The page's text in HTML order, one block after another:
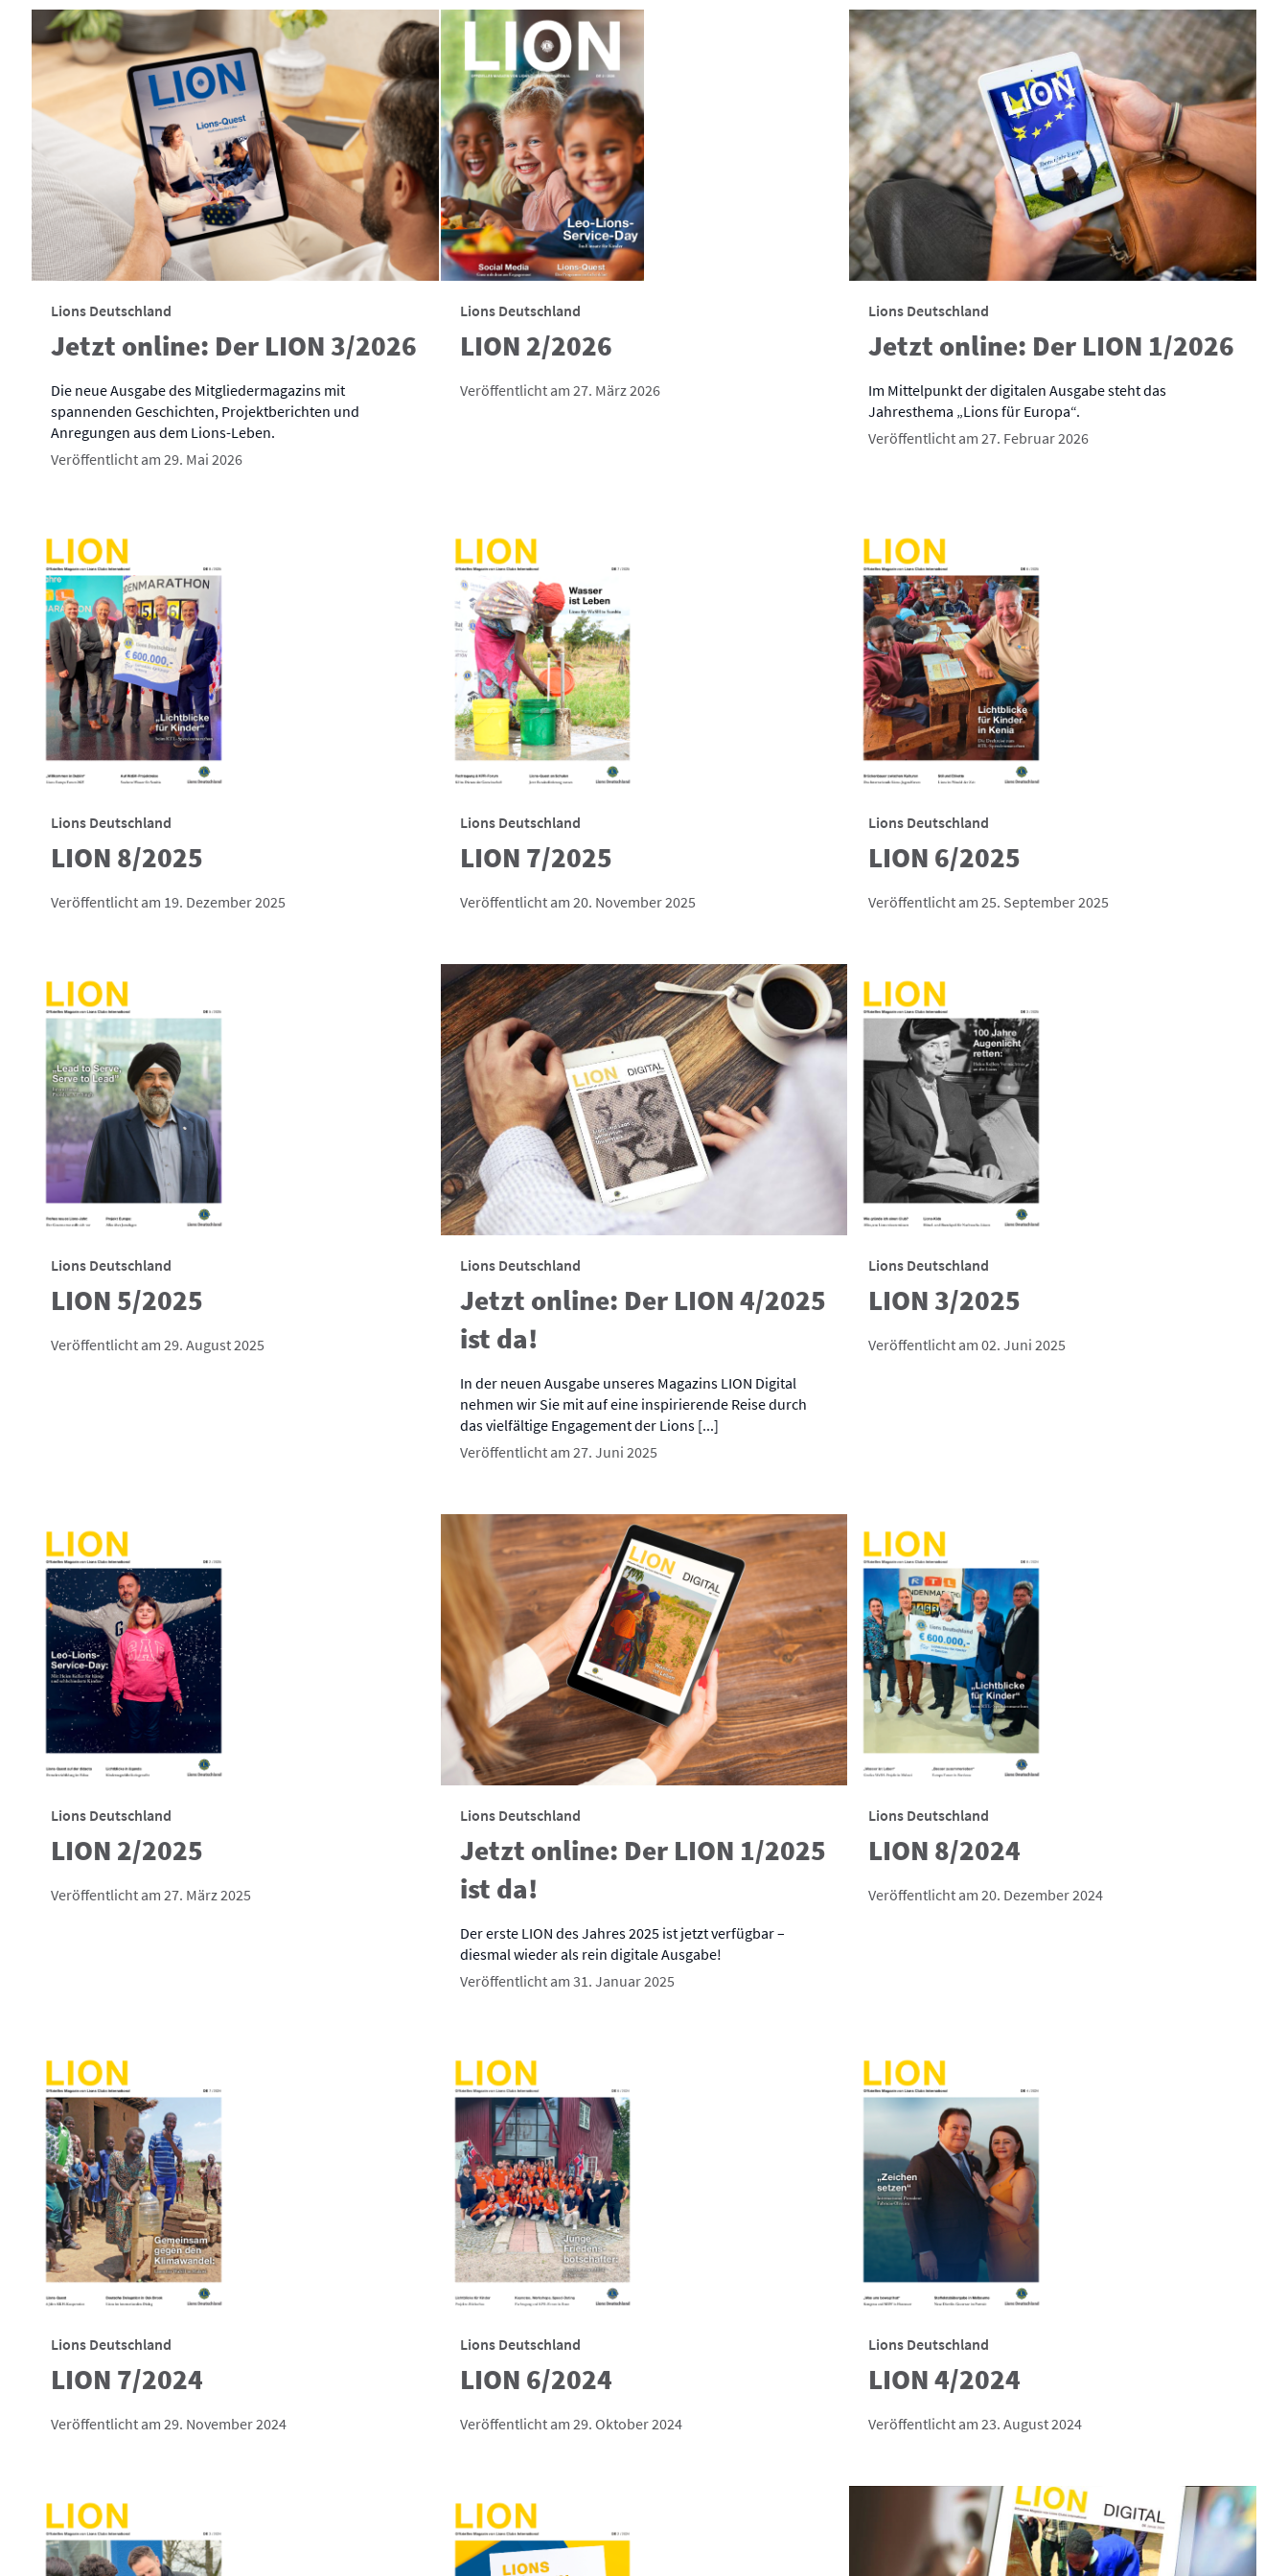
Lions Deutschland
Jetzt online: Der LION 3/2026
Die neue Ausgabe des Mitgliedermagazins mit
spannenden Geschichten, Projektberichten und
Anregungen aus dem Lions-Leben.
Veröffentlicht am 29. Mai 2026
Lions Deutschland
LION 2/2026
Veröffentlicht am 27. März 2026
Lions Deutschland
Jetzt online: Der LION 1/2026
Im Mittelpunkt der digitalen Ausgabe steht das
Jahresthema „Lions für Europa“.
Veröffentlicht am 27. Februar 2026
Lions Deutschland
LION 8/2025
Veröffentlicht am 19. Dezember 2025
Lions Deutschland
LION 7/2025
Veröffentlicht am 20. November 2025
Lions Deutschland
LION 6/2025
Veröffentlicht am 25. September 2025
Lions Deutschland
LION 5/2025
Veröffentlicht am 29. August 2025
Lions Deutschland
Jetzt online: Der LION 4/2025
ist da!
In der neuen Ausgabe unseres Magazins LION Digital
nehmen wir Sie mit auf eine inspirierende Reise durch
das vielfältige Engagement der Lions [...]
Veröffentlicht am 27. Juni 2025
Lions Deutschland
LION 3/2025
Veröffentlicht am 02. Juni 2025
Lions Deutschland
LION 2/2025
Veröffentlicht am 27. März 2025
Lions Deutschland
Jetzt online: Der LION 1/2025
ist da!
Der erste LION des Jahres 2025 ist jetzt verfügbar –
diesmal wieder als rein digitale Ausgabe!
Veröffentlicht am 31. Januar 2025
Lions Deutschland
LION 8/2024
Veröffentlicht am 20. Dezember 2024
Lions Deutschland
LION 7/2024
Veröffentlicht am 29. November 2024
Lions Deutschland
LION 6/2024
Veröffentlicht am 29. Oktober 2024
Lions Deutschland
LION 4/2024
Veröffentlicht am 23. August 2024